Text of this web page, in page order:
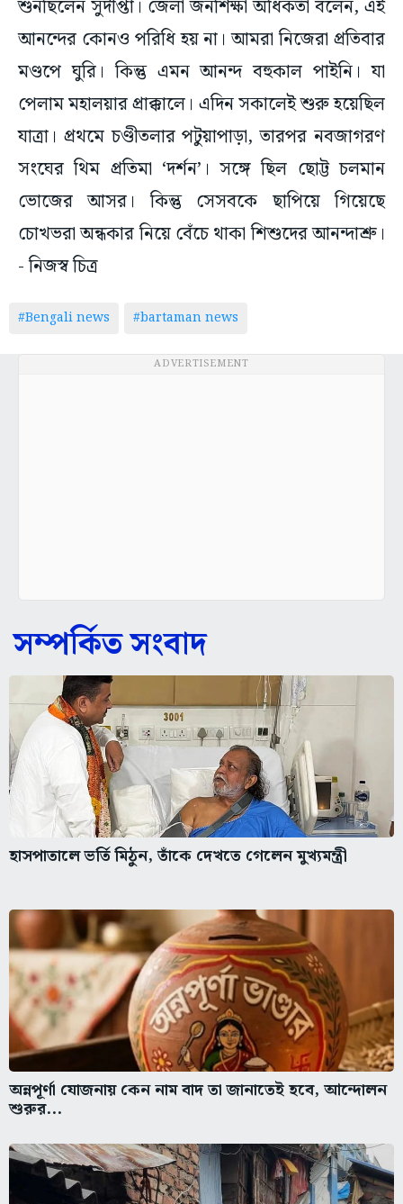
শুনছিলেন সুদীপ্তা। জেলা জনশিক্ষা অধিকর্তা বলেন, এই
আনন্দের কোনও পরিধি হয় না। আমরা নিজেরা প্রতিবার
মণ্ডপে ঘুরি। কিন্তু এমন আনন্দ বহুকাল পাইনি। যা
পেলাম মহালয়ার প্রাক্কালে। এদিন সকালেই শুরু হয়েছিল
যাত্রা। প্রথমে চণ্ডীতলার পটুয়াপাড়া, তারপর নবজাগরণ
সংঘের থিম প্রতিমা ‘দর্শন’। সঙ্গে ছিল ছোট্ট চলমান
ভোজের আসর। কিন্তু সেসবকে ছাপিয়ে গিয়েছে
চোখভরা অন্ধকার নিয়ে বেঁচে থাকা শিশুদের আনন্দাশ্রু।
- নিজস্ব চিত্র
#Bengali news #bartaman news
ADVERTISEMENT
সম্পর্কিত সংবাদ
হাসপাতালে ভর্তি মিঠুন, তাঁকে দেখতে গেলেন মুখ্যমন্ত্রী
অন্নপূর্ণা যোজনায় কেন নাম বাদ তা জানাতেই হবে, আন্দোলন
শুরুর...